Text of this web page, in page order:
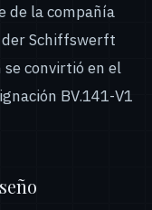
de la compañía
Schiffswerft
se convirtió en el
BV.141-V1